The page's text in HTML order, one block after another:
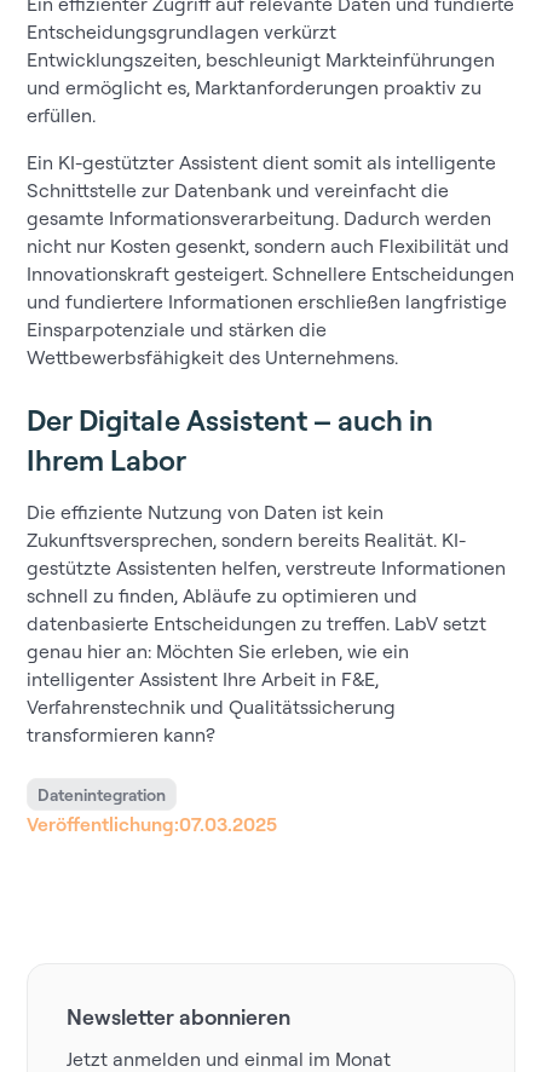
Entscheidungsgrundlagen verkürzt
Entwicklungszeiten, beschleunigt Markteinführungen
und ermöglicht es, Marktanforderungen proaktiv zu
erfüllen.
Ein KI-gestützter Assistent dient somit als intelligente
Schnittstelle zur Datenbank und vereinfacht die
gesamte Informationsverarbeitung. Dadurch werden
nicht nur Kosten gesenkt, sondern auch Flexibilität und
Innovationskraft gesteigert. Schnellere Entscheidungen
und fundiertere Informationen erschließen langfristige
Einsparpotenziale und stärken die
Wettbewerbsfähigkeit des Unternehmens.
Der Digitale Assistent – auch in
Ihrem Labor
Die effiziente Nutzung von Daten ist kein
Zukunftsversprechen, sondern bereits Realität. KI-
gestützte Assistenten helfen, verstreute Informationen
schnell zu finden, Abläufe zu optimieren und
datenbasierte Entscheidungen zu treffen. LabV setzt
genau hier an: Möchten Sie erleben, wie ein
intelligenter Assistent Ihre Arbeit in F&E,
Verfahrenstechnik und Qualitätssicherung
transformieren kann?
Datenintegration
Veröffentlichung:07.03.2025
Newsletter abonnieren
Jetzt anmelden und einmal im Monat